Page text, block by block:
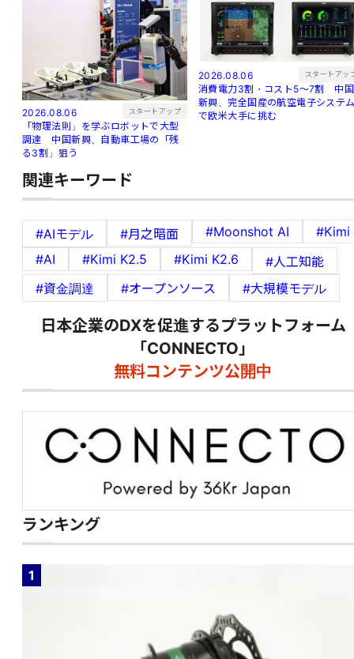
2026.08.06 スタートアップ
「物理法則」を学ぶロボットで大型
調達 中国新興、自動車工場の「残
る3割」狙う
2026.08.06 スタートアッ
消費電力3割・コスト5〜7割 中国
新興、完全国産の航空電子システ
で欧米大手に挑む
関連キーワード
#AIモデル #月之暗面 #Moonshot AI
#Kimi
#AI
#Kimi K2.5 #Kimi K2.6
#人工知能
#資金調達
#オープンソース #大規模モデル
日本企業のDXを促進するプラットフォーム
「CONNECTO」
無料コンテンツ公開中
ランキング
1